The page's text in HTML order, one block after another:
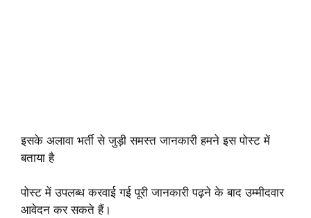
इसके अलावा भर्ती से जुड़ी समस्त जानकारी हमने इस पोस्ट में
बताया है
पोस्ट में उपलब्ध करवाई गई पूरी जानकारी पढ़ने के बाद उम्मीदवार
आवेदन कर सकते हैं।